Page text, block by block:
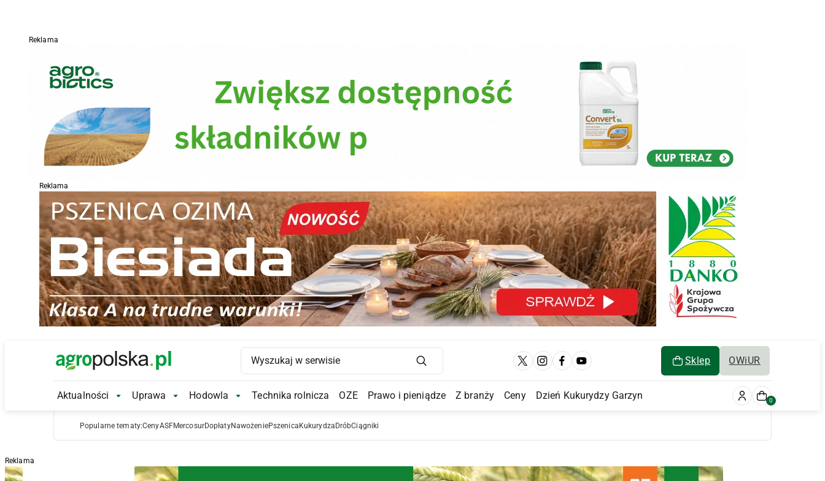
Reklama
Reklama
Main Logo Sklep OWiUR
Main Navigation
Aktualności Aktualności Submenu
Uprawa Uprawa Submenu
Hodowla Hodowla Submenu
Technika rolnicza OZE Prawo i pieniądze Z branży Ceny Dzień Kukurydzy Garzyn 0
Popularne tematy:CenyASFMercosurDopłatyNawożeniePszenica Kukurydza DróbCiągniki
Reklama